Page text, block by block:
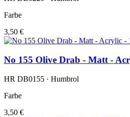
Farbe
3,50 €
No 155 Olive Drab - Matt -
HR DB0155 · Humbrol
Farbe
3,50 €